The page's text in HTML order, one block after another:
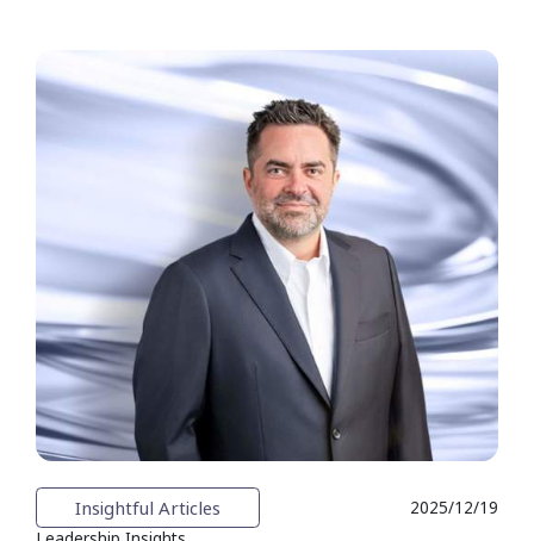
Insightful Articles
2025/12/19